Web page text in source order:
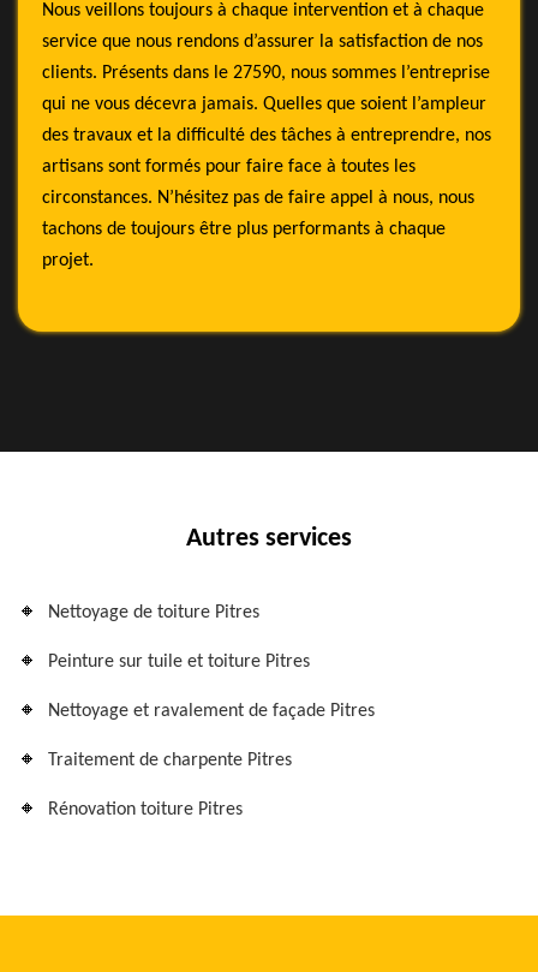
Nous veillons toujours à chaque intervention et à chaque
service que nous rendons d’assurer la satisfaction de nos
clients. Présents dans le 27590, nous sommes l’entreprise
qui ne vous décevra jamais. Quelles que soient l’ampleur
des travaux et la difficulté des tâches à entreprendre, nos
artisans sont formés pour faire face à toutes les
circonstances. N’hésitez pas de faire appel à nous, nous
tachons de toujours être plus performants à chaque
projet.
Autres services
Nettoyage de toiture Pitres
Peinture sur tuile et toiture Pitres
Nettoyage et ravalement de façade Pitres
Traitement de charpente Pitres
Rénovation toiture Pitres